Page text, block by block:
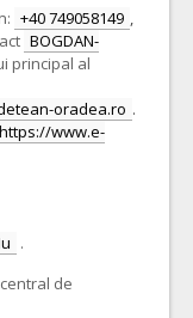
+40 749058149 ,
BOGDAN-
principal al
oradea.ro .
https://www.e-
.
de